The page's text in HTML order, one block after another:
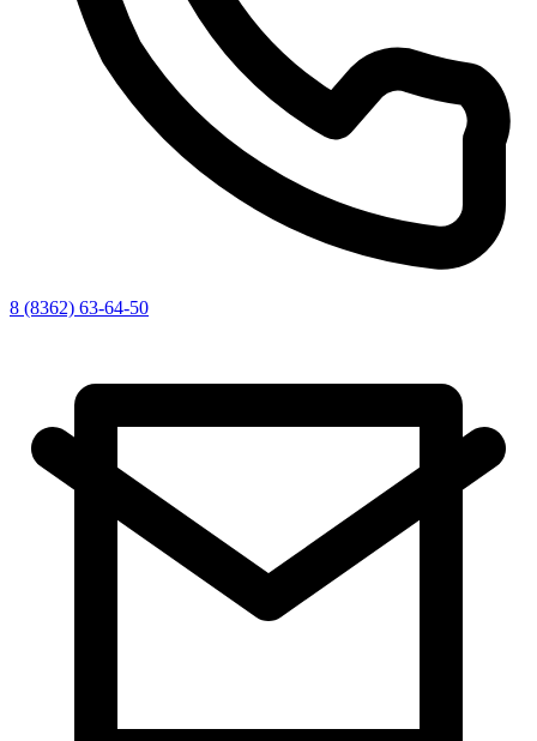
8 (8362) 63-64-50